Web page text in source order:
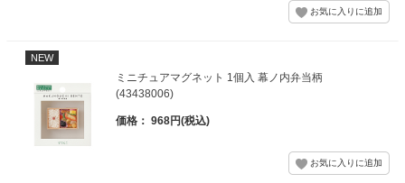
NEW
ミニチュアマグネット 1個入 幕ノ内弁当柄
(43438006)
価格： 968円(税込)